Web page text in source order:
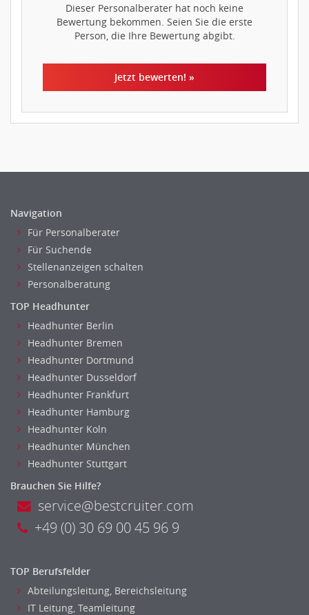
Dieser Personalberater hat noch keine
Bewertung bekommen. Seien Sie die erste
Person, die Ihre Bewertung abgibt.
Jetzt bewerten! »
Navigation
Für Personalberater
Für Suchende
Stellenanzeigen schalten
Personalberatung
TOP Headhunter
Headhunter Berlin
Headhunter Bremen
Headhunter Dortmund
Headhunter Dusseldorf
Headhunter Frankfurt
Headhunter Hamburg
Headhunter Koln
Headhunter München
Headhunter Stuttgart
Brauchen Sie Hilfe?
service@bestcruiter.com
+49 (0) 30 69 00 45 96 9
TOP Berufsfelder
Abteilungsleitung, Bereichsleitung
IT Leitung, Teamleitung